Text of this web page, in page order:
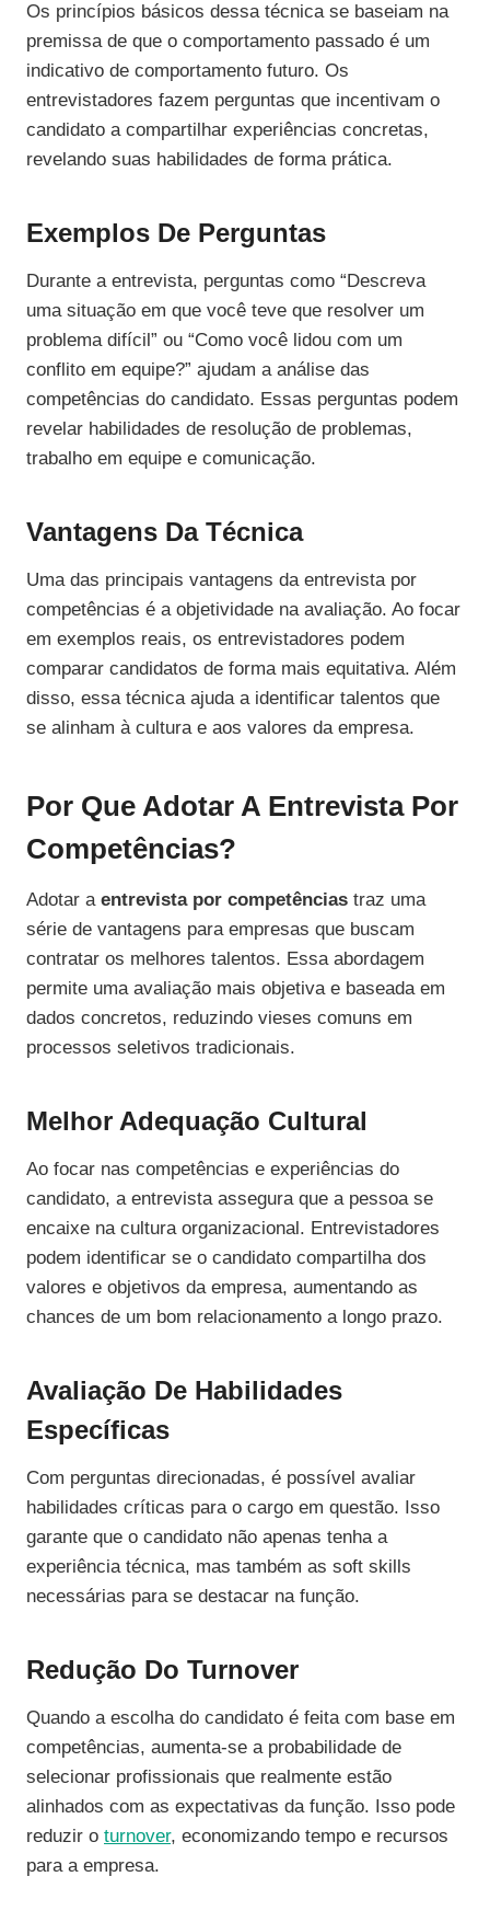
Os princípios básicos dessa técnica se baseiam na
premissa de que o comportamento passado é um
indicativo de comportamento futuro. Os
entrevistadores fazem perguntas que incentivam o
candidato a compartilhar experiências concretas,
revelando suas habilidades de forma prática.
Exemplos De Perguntas
Durante a entrevista, perguntas como “Descreva
uma situação em que você teve que resolver um
problema difícil” ou “Como você lidou com um
conflito em equipe?” ajudam a análise das
competências do candidato. Essas perguntas podem
revelar habilidades de resolução de problemas,
trabalho em equipe e comunicação.
Vantagens Da Técnica
Uma das principais vantagens da entrevista por
competências é a objetividade na avaliação. Ao focar
em exemplos reais, os entrevistadores podem
comparar candidatos de forma mais equitativa. Além
disso, essa técnica ajuda a identificar talentos que
se alinham à cultura e aos valores da empresa.
Por Que Adotar A Entrevista Por
Competências?
Adotar a entrevista por competências traz uma
série de vantagens para empresas que buscam
contratar os melhores talentos. Essa abordagem
permite uma avaliação mais objetiva e baseada em
dados concretos, reduzindo vieses comuns em
processos seletivos tradicionais.
Melhor Adequação Cultural
Ao focar nas competências e experiências do
candidato, a entrevista assegura que a pessoa se
encaixe na cultura organizacional. Entrevistadores
podem identificar se o candidato compartilha dos
valores e objetivos da empresa, aumentando as
chances de um bom relacionamento a longo prazo.
Avaliação De Habilidades
Específicas
Com perguntas direcionadas, é possível avaliar
habilidades críticas para o cargo em questão. Isso
garante que o candidato não apenas tenha a
experiência técnica, mas também as soft skills
necessárias para se destacar na função.
Redução Do Turnover
Quando a escolha do candidato é feita com base em
competências, aumenta-se a probabilidade de
selecionar profissionais que realmente estão
alinhados com as expectativas da função. Isso pode
reduzir o turnover, economizando tempo e recursos
para a empresa.